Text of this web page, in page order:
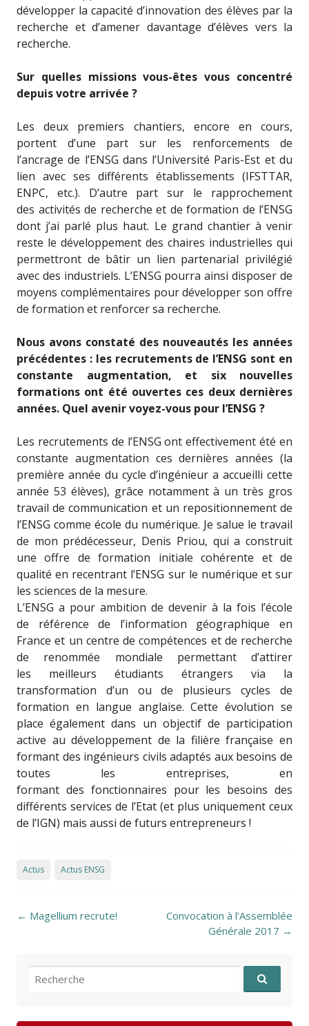
développer la capacité d’innovation des élèves par la
recherche et d’amener davantage d’élèves vers la
recherche.
Sur quelles missions vous-êtes vous concentré
depuis votre arrivée ?
Les deux premiers chantiers, encore en cours,
portent d’une part sur les renforcements de
l’ancrage de l’ENSG dans l’Université Paris-Est et du
lien avec ses différents établissements (IFSTTAR,
ENPC, etc.). D’autre part sur le rapprochement
des activités de recherche et de formation de l’ENSG
dont j’ai parlé plus haut. Le grand chantier à venir
reste le développement des chaires industrielles qui
permettront de bâtir un lien partenarial privilégié
avec des industriels. L’ENSG pourra ainsi disposer de
moyens complémentaires pour développer son offre
de formation et renforcer sa recherche.
Nous avons constaté des nouveautés les années
précédentes : les recrutements de l’ENSG sont en
constante augmentation, et six nouvelles
formations ont été ouvertes ces deux dernières
années. Quel avenir voyez-vous pour l’ENSG ?
Les recrutements de l’ENSG ont effectivement été en
constante augmentation ces dernières années (la
première année du cycle d’ingénieur a accueilli cette
année 53 élèves), grâce notamment à un très gros
travail de communication et un repositionnement de
l’ENSG comme école du numérique. Je salue le travail
de mon prédécesseur, Denis Priou, qui a construit
une offre de formation initiale cohérente et de
qualité en recentrant l’ENSG sur le numérique et sur
les sciences de la mesure.
L’ENSG a pour ambition de devenir à la fois l’école
de référence de l’information géographique en
France et un centre de compétences et de recherche
de renommée mondiale permettant d’attirer
les meilleurs étudiants étrangers via la
transformation d’un ou de plusieurs cycles de
formation en langue anglaise. Cette évolution se
place également dans un objectif de participation
active au développement de la filière française en
formant des ingénieurs civils adaptés aux besoins de
toutes les entreprises, en
formant des fonctionnaires pour les besoins des
différents services de l’Etat (et plus uniquement ceux
de l’IGN) mais aussi de futurs entrepreneurs !
Actus Actus ENSG
Post navigation
← Magellium recrute!
Convocation à l’Assemblée
Générale 2017 →
Recherche pour: